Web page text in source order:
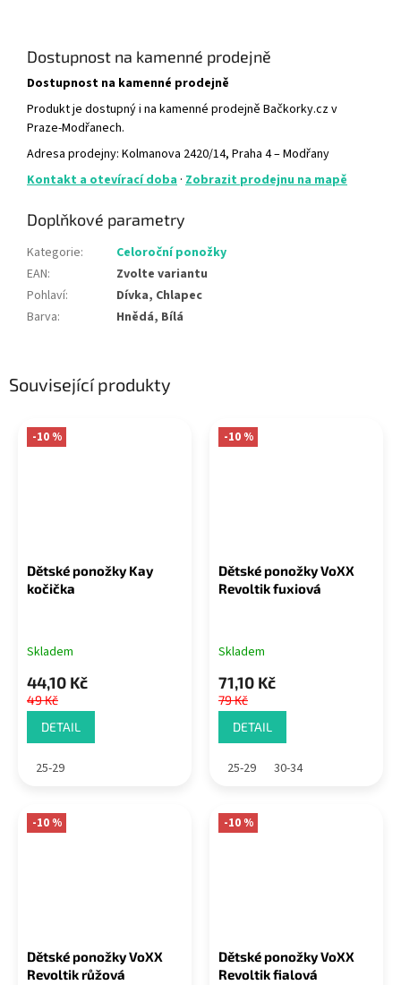
Související produkty
-10 %
Dětské ponožky Kay
kočička
Skladem
44,10 Kč
49 Kč
DETAIL
25-29
-10 %
Dětské ponožky VoXX
Revoltik fuxiová
Skladem
71,10 Kč
79 Kč
DETAIL
25-29 30-34
-10 %
Dětské ponožky VoXX
Revoltik růžová
-10 %
Dětské ponožky VoXX
Revoltik fialová
Dostupnost na kamenné prodejně
Dostupnost na kamenné prodejně
Produkt je dostupný i na kamenné prodejně Bačkorky.cz v
Praze-Modřanech.
Adresa prodejny: Kolmanova 2420/14, Praha 4 – Modřany
Kontakt a otevírací doba · Zobrazit prodejnu na mapě
Doplňkové parametry
Kategorie:
Celoroční ponožky
EAN:
Zvolte variantu
Pohlaví:
Dívka, Chlapec
Barva: Hnědá, Bílá